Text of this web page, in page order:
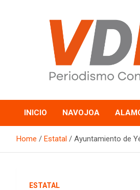
INICIO NAVOJOA
Home Estatal Ayuntamiento de
ESTATAL